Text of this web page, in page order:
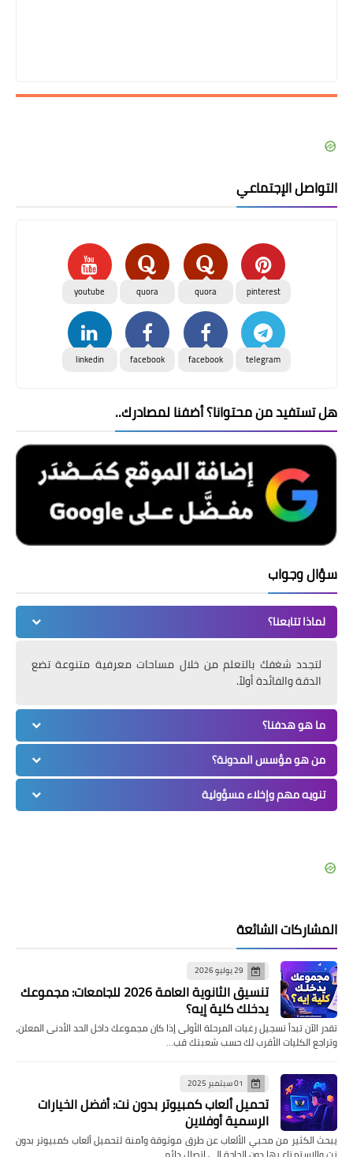
التواصل الإجتماعي
pinterest
quora
quora
youtube
telegram
facebook
facebook
linkedin
هل تستفيد من محتوانا؟ أضفنا لمصادرك..
سؤال وجواب
لماذا تتابعنا؟
لتجدد شغفك بالتعلم من خلال مساحات معرفية متنوعة تضع
الدقة والفائدة أولاً.
ما هو هدفنا؟
من هو مؤسس المدونة؟
تنويه مهم وإخلاء مسؤولية
المشاركات الشائعة
29 يوليو 2026
تنسيق الثانوية العامة 2026 للجامعات: مجموعك
يدخلك كلية إيه؟
تقدر الآن تبدأ تسجيل رغبات المرحلة الأولى إذا كان مجموعك داخل الحد الأدنى المعلن،
وتراجع الكليات الأقرب لك حسب شعبتك قب…
01 سبتمبر 2025
تحميل ألعاب كمبيوتر بدون نت: أفضل الخيارات
الرسمية أوفلاين
يبحث الكثير من محبي الألعاب عن طرق موثوقة وآمنة لتحميل ألعاب كمبيوتر بدون